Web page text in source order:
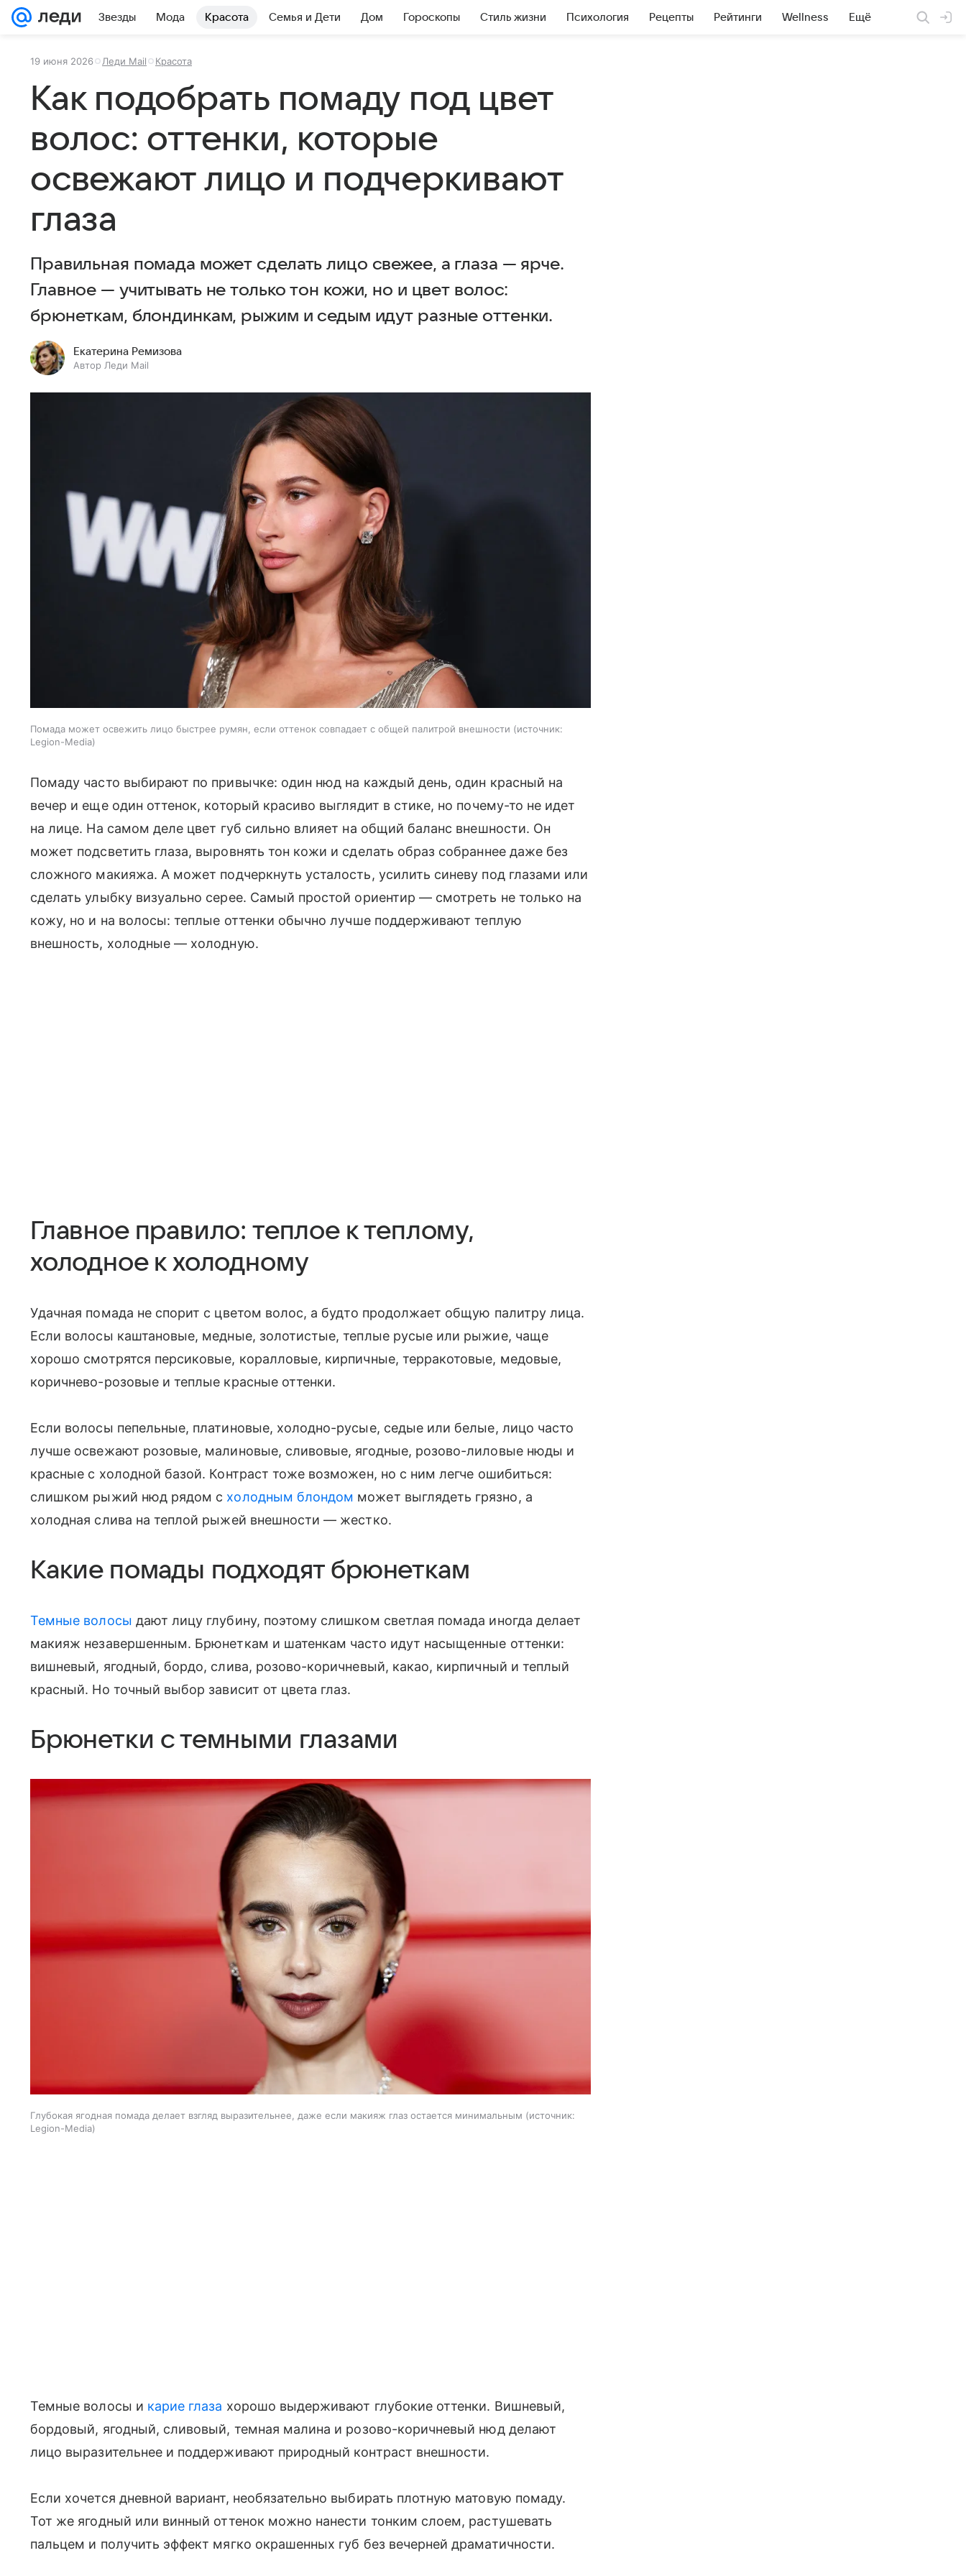
Звезды Мода Красота Семья и Дети Дом Гороскопы Стиль жизни Психология Рецепты Рейтинги Wellness Ещё
19 июня 2026 Леди Mail Красота
Как подобрать помаду под цвет
волос: оттенки, которые
освежают лицо и подчеркивают
глаза
Правильная помада может сделать лицо свежее, а глаза — ярче.
Главное — учитывать не только тон кожи, но и цвет волос:
брюнеткам, блондинкам, рыжим и седым идут разные оттенки.
Екатерина Ремизова
Автор Леди Mail
Помада может освежить лицо быстрее румян, если оттенок совпадает с общей палитрой внешности
источник:
Legion-Media
Помаду часто выбирают по привычке: один нюд на каждый день, один красный на
вечер и еще один оттенок, который красиво выглядит в стике, но почему-то не идет
на лице. На самом деле цвет губ сильно влияет на общий баланс внешности. Он
может подсветить глаза, выровнять тон кожи и сделать образ собраннее даже без
сложного макияжа. А может подчеркнуть усталость, усилить синеву под глазами или
сделать улыбку визуально серее. Самый простой ориентир — смотреть не только на
кожу, но и на волосы: теплые оттенки обычно лучше поддерживают теплую
внешность, холодные — холодную.
Главное правило: теплое к теплому,
холодное к холодному
Удачная помада не спорит с цветом волос, а будто продолжает общую палитру лица.
Если волосы каштановые, медные, золотистые, теплые русые или рыжие, чаще
хорошо смотрятся персиковые, коралловые, кирпичные, терракотовые, медовые,
коричнево-розовые и теплые красные оттенки.
Если волосы пепельные, платиновые, холодно-русые, седые или белые, лицо часто
лучше освежают розовые, малиновые, сливовые, ягодные, розово-лиловые нюды и
красные с холодной базой. Контраст тоже возможен, но с ним легче ошибиться:
слишком рыжий нюд рядом с холодным блондом может выглядеть грязно, а
холодная слива на теплой рыжей внешности — жестко.
Какие помады подходят брюнеткам
Темные волосы дают лицу глубину, поэтому слишком светлая помада иногда делает
макияж незавершенным. Брюнеткам и шатенкам часто идут насыщенные оттенки:
вишневый, ягодный, бордо, слива, розово-коричневый, какао, кирпичный и теплый
красный. Но точный выбор зависит от цвета глаз.
Брюнетки с темными глазами
Глубокая ягодная помада делает взгляд выразительнее, даже если макияж глаз остается минимальным
источник:
Legion-Media
Темные волосы и карие глаза хорошо выдерживают глубокие оттенки. Вишневый,
бордовый, ягодный, сливовый, темная малина и розово-коричневый нюд делают
лицо выразительнее и поддерживают природный контраст внешности.
Если хочется дневной вариант, необязательно выбирать плотную матовую помаду.
Тот же ягодный или винный оттенок можно нанести тонким слоем, растушевать
пальцем и получить эффект мягко окрашенных губ без вечерней драматичности.